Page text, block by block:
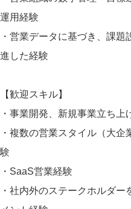
運用経験
・営業データに基づき、課
進した経験
【歓迎スキル】
・事業開発、新規事業立ち上
・複数の営業スタイル（大
験
・SaaS営業経験
・社内外のステークホルダ